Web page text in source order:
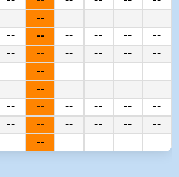
-- -- -- -- -- --
-- -- -- -- -- --
-- -- -- -- -- --
-- -- -- -- -- --
-- -- -- -- -- --
-- -- -- -- -- --
-- -- -- -- -- --
-- -- -- -- -- --